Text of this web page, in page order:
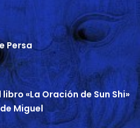
Persa
«La Oración de Sun Shi»
Miguel